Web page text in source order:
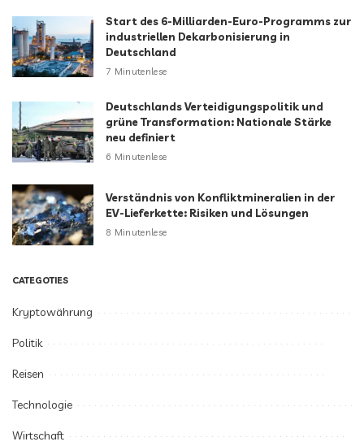
Start des 6-Milliarden-Euro-Programms zur
industriellen Dekarbonisierung in
Deutschland
7 Minutenlese
Deutschlands Verteidigungspolitik und
grüne Transformation: Nationale Stärke
neu definiert
6 Minutenlese
Verständnis von Konfliktmineralien in der
EV-Lieferkette: Risiken und Lösungen
8 Minutenlese
CATEGOTIES
Kryptowährung
Politik
Reisen
Technologie
Wirtschaft